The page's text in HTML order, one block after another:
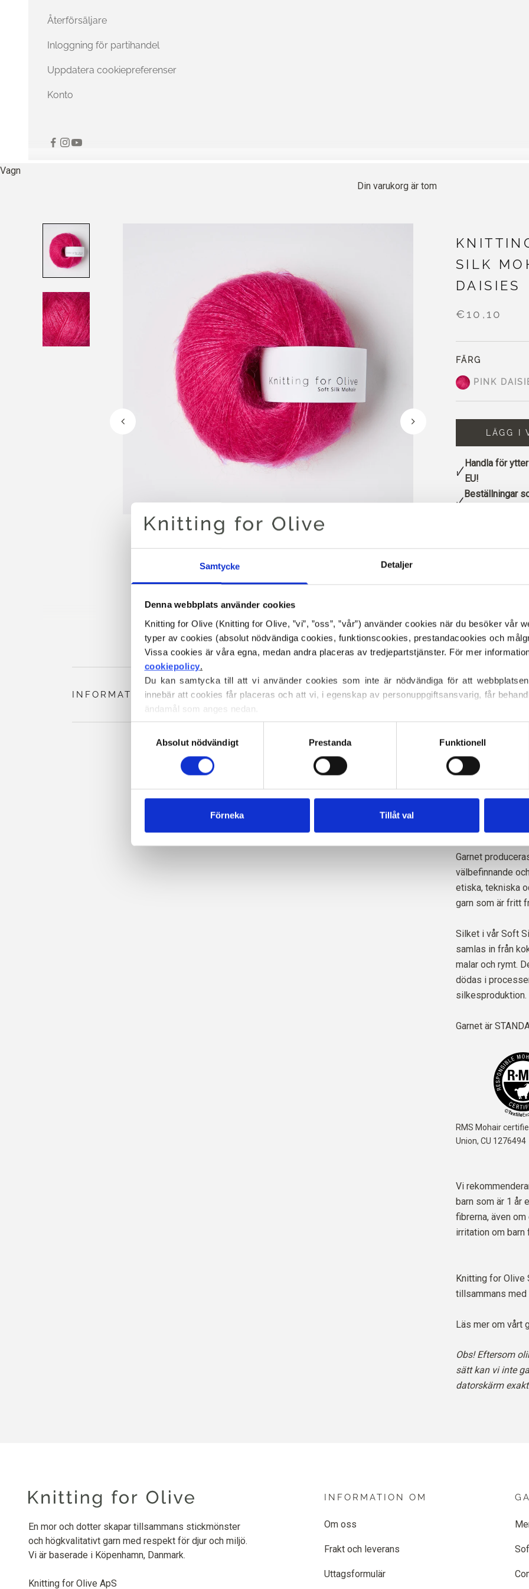
Samtycke Detaljer
Denna webbplats använder cookies
Knitting for Olive (Knitting for Olive, ”vi”, ”oss”, ”vår”) använder cookies när du besöker vår
typer av cookies (absolut nödvändiga cookies, funktionscookies, prestandacookies och
cookiepolicy.
Du kan samtycka till att vi använder cookies som inte är nödvändiga för att
innebär att cookies får placeras och att vi, i egenskap av personuppgiftsansvarig, får
ändamål som anges nedan.
Du kan när som helst ändra eller återkalla ditt samtycke via vår cookiepolicy, där du
blockerar och raderar cookies.
Absolut nödvändigt Prestanda Funktionell
Förneka Tillåt val
Återförsäljare
Inloggning för partihandel
Uppdatera cookiepreferenser
Konto
Vagn
Din varukorg är tom
SILK
DAISIES
€10,10
FÄRG
PINK
LÄGG I
Handla för
EU!
Beställningar
Pink Daisies en
undertoner och
rosa nyans med
Passar också bra
Knitting for Olive
Vår mohair
Sydafrika, och
innebär att vi vet
ull kommer från.
Responsible
Garnet
välbefinnande
etiska, tekniska
garn som är fritt
Silket i vår Soft
samlas in från
malar och rymt.
dödas i
silkesproduktion.
Garnet är
RMS Mohair
Union, CU 1276494
Vi
barn som är 1 år
fibrerna, även
irritation om barn
Knitting for Olive
tillsammans med
Läs mer om vårt
Obs! Eftersom
sätt kan vi inte
datorskärm
INFORMATION OM PRODUKTEN
En mor och dotter skapar tillsammans stickmönster
och högkvalitativt garn med respekt för djur och miljö.
Vi är baserade i Köpenhamn, Danmark.
Knitting for Olive ApS
INFORMATION OM
Om oss
Frakt och leverans
Uttagsformulär